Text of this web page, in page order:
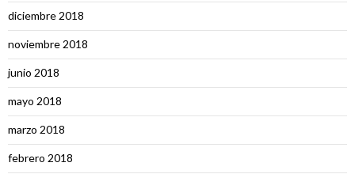
diciembre 2018
noviembre 2018
junio 2018
mayo 2018
marzo 2018
febrero 2018